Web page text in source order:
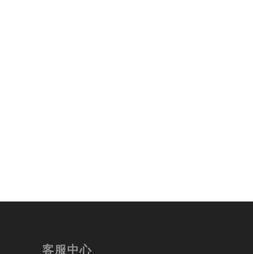
客服中心